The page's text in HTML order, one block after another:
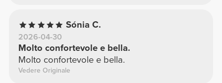
Sónia C.
2026-04-30
Molto confortevole e bella.
Molto confortevole e bella.
Vedere Originale